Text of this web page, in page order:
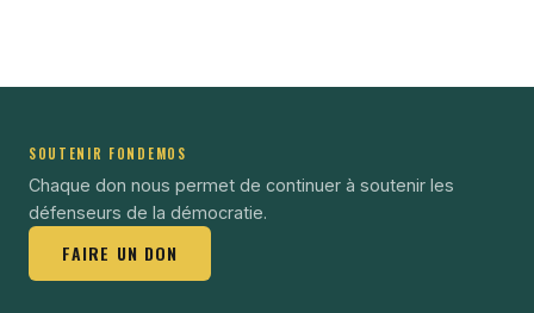
SOUTENIR FONDEMOS
Chaque don nous permet de continuer à soutenir les
défenseurs de la démocratie.
FAIRE UN DON